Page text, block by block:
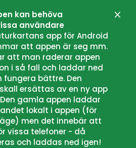
kan behöva
användare
app för Android
att appen är seg mm.
att man raderar appen
i så fall och laddar ned
fungera bättre. Den
ersättas av en ny app
gamla appen laddar
lokalt i appen (för
men det innebär att
vissa telefoner - då
och laddas ned igen!